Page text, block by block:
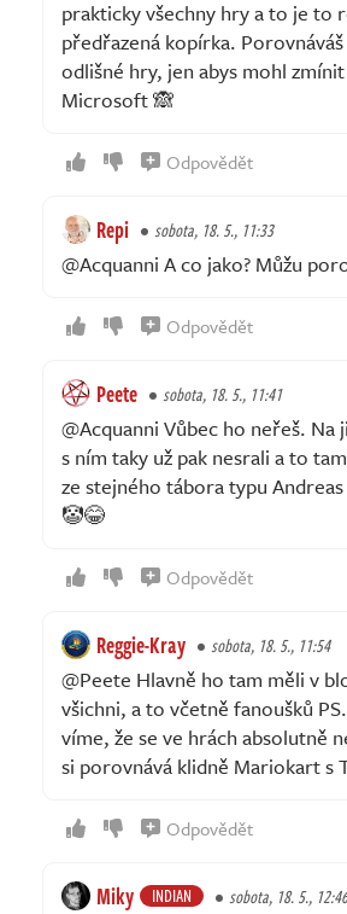
prakticky všechny hry a to je to
předřazená kopírka.
odlišné hry, jen abys mohl
Microsoft 🙈
Odpovědět
Repi sobota, 18. 5., 11:33
@Acquanni A co jako? Můžu
Odpovědět
Peete sobota, 18. 5., 11:41
@Acquanni Vůbec ho neřeš. Na
s ním taky už pak nesrali a to
ze stejného tábora typu
🤡😂
Odpovědět
Reggie-Kray sobota, 18. 5., 11:54
@Peete Hlavně ho tam měli v
všichni, a to včetně fanoušků
víme, že se ve hrách absolutně
si porovnává klidně Mariokart s
Odpovědět
Miky INDIAN sobota, 18. 5., 12:46